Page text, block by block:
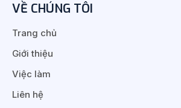
VỀ CHÚNG TÔI
Trang chủ
Giới thiệu
Việc làm
Liên hệ